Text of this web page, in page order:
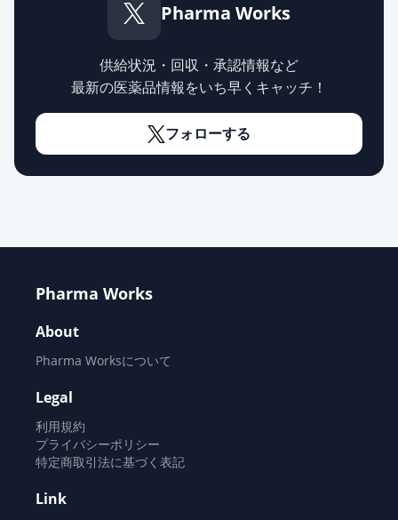
Pharma Works
供給状況・回収・承認情報など
最新の医薬品情報をいち早くキャッチ！
フォローする
Pharma Works
About
Pharma Worksについて
Legal
利用規約
プライバシーポリシー
特定商取引法に基づく表記
Link